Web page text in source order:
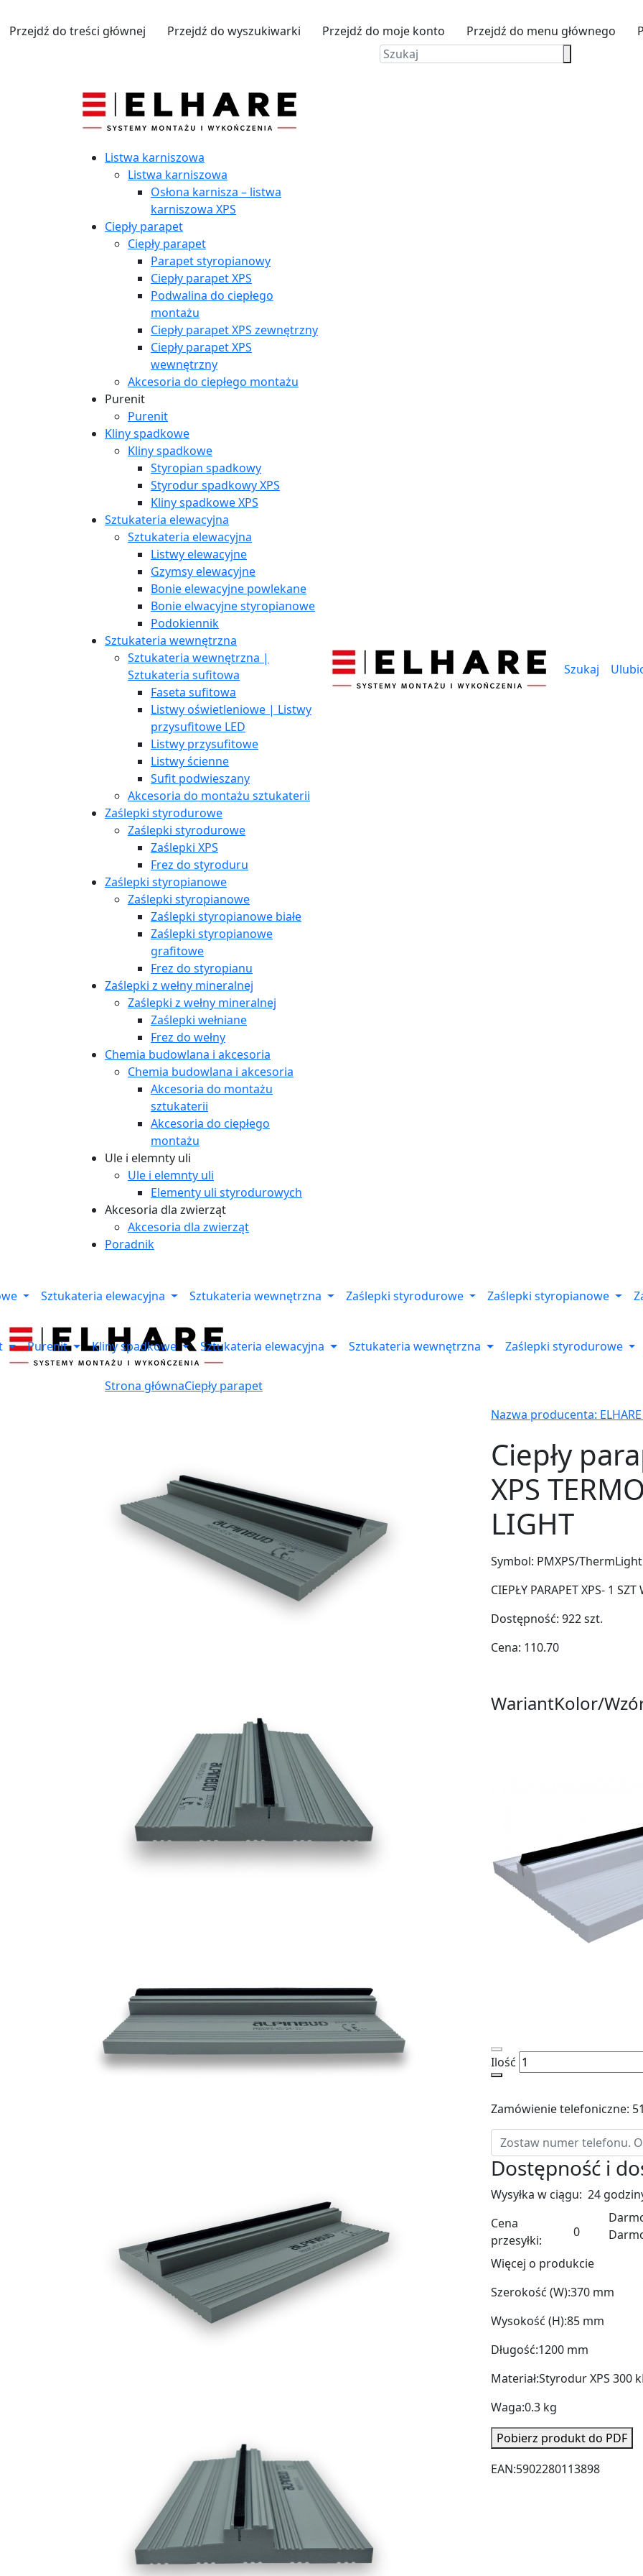
Przejdź do treści głównej Przejdź do wyszukiwarki Przejdź do moje konto Przejdź do menu głównego
Listwa karniszowa
Listwa karniszowa
Osłona karnisza – listwa
karniszowa XPS
Ciepły parapet
Ciepły parapet
Parapet styropianowy
Ciepły parapet XPS
Podwalina do ciepłego
montażu
Ciepły parapet XPS zewnętrzny
Ciepły parapet XPS
wewnętrzny
Akcesoria do ciepłego montażu
Purenit
Purenit
Kliny spadkowe
Kliny spadkowe
Styropian spadkowy
Styrodur spadkowy XPS
Kliny spadkowe XPS
Sztukateria elewacyjna
Sztukateria elewacyjna
Listwy elewacyjne
Gzymsy elewacyjne
Bonie elewacyjne powlekane
Bonie elwacyjne styropianowe
Podokiennik
Sztukateria wewnętrzna
Sztukateria wewnętrzna |
Sztukateria sufitowa
Faseta sufitowa
Listwy oświetleniowe | Listwy
przysufitowe LED
Listwy przysufitowe
Listwy ścienne
Sufit podwieszany
Akcesoria do montażu sztukaterii
Zaślepki styrodurowe
Zaślepki styrodurowe
Zaślepki XPS
Frez do styroduru
Zaślepki styropianowe
Zaślepki styropianowe
Zaślepki styropianowe białe
Zaślepki styropianowe
grafitowe
Frez do styropianu
Zaślepki z wełny mineralnej
Zaślepki z wełny mineralnej
Zaślepki wełniane
Frez do wełny
Chemia budowlana i akcesoria
Chemia budowlana i akcesoria
Akcesoria do montażu
sztukaterii
Akcesoria do ciepłego
montażu
Ule i elemnty uli
Ule i elemnty uli
Elementy uli styrodurowych
Akcesoria dla zwierząt
Akcesoria dla zwierząt
Poradnik
Szukaj
Sztukateria elewacyjna Sztukateria wewnętrzna Zaślepki styrodurowe Zaślepki styropianowe
Purenit Kliny spadkowe Sztukateria elewacyjna Sztukateria wewnętrzna Zaślepki styrodurowe
Strona głównaCiepły parapet
Nazwa producenta: ELHARE
Ciepły
XPS
LIGHT
Symbol: PMXPS/ThermLight
CIEPŁY PARAPET XPS- 1
Dostępność: 922szt.
Cena: 110.70
WariantKolor/
Ilość
Zamówienie telefoniczne:
Dostępność i
Wysyłka w ciągu: 24
Cena
przesyłki:
0
Więcej o produkcie
Szerokość (W):370 mm
Wysokość (H):85 mm
Długość:1200 mm
Materiał:Styrodur XPS 300
Waga:0.3 kg
Pobierz produkt do PDF
EAN:5902280113898